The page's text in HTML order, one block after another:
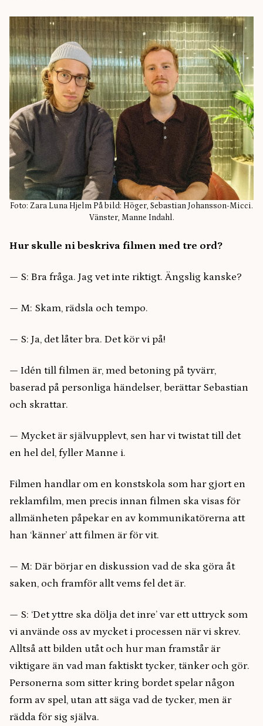
Foto: Zara Luna Hjelm På bild: Höger, Sebastian Johansson-Micci.
Vänster, Manne Indahl.
Hur skulle ni beskriva filmen med tre ord?
— S: Bra fråga. Jag vet inte riktigt. Ängslig kanske?
— M: Skam, rädsla och tempo.
— S: Ja, det låter bra. Det kör vi på!
— Idén till filmen är, med betoning på tyvärr,
baserad på personliga händelser, berättar Sebastian
och skrattar.
— Mycket är självupplevt, sen har vi twistat till det
en hel del, fyller Manne i.
Filmen handlar om en konstskola som har gjort en
reklamfilm, men precis innan filmen ska visas för
allmänheten påpekar en av kommunikatörerna att
han ‘känner’ att filmen är för vit.
— M: Där börjar en diskussion vad de ska göra åt
saken, och framför allt vems fel det är.
— S: ‘Det yttre ska dölja det inre’ var ett uttryck som
vi använde oss av mycket i processen när vi skrev.
Alltså att bilden utåt och hur man framstår är
viktigare än vad man faktiskt tycker, tänker och gör.
Personerna som sitter kring bordet spelar någon
form av spel, utan att säga vad de tycker, men är
rädda för sig själva.